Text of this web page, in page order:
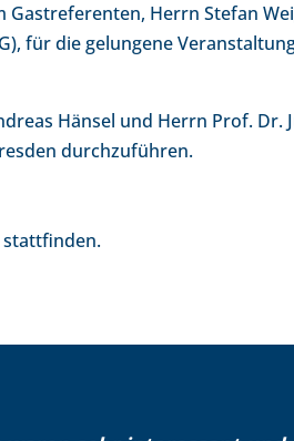
Herrn Stefan
für die gelungene
Hänsel und Herrn Prof. Dr.
durchzuführen.
stattfinden.